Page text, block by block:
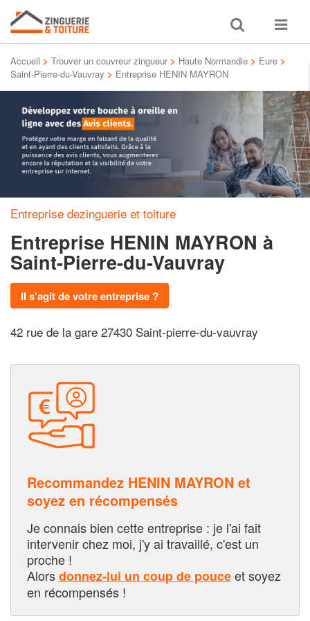
Toggle
search
Toggle
Accueil > Trouver un couvreur zingueur > Haute Normandie > Eure >
Saint-Pierre-du-Vauvray > Entreprise HENIN MAYRON
Entreprise dezinguerie et toiture
Entreprise HENIN MAYRON à
Saint-Pierre-du-Vauvray
Il s'agit de votre entreprise ?
42 rue de la gare 27430 Saint-pierre-du-vauvray
Recommandez HENIN MAYRON et
soyez en récompensés
Je connais bien cette entreprise : je l'ai fait
intervenir chez moi, j'y ai travaillé, c'est un
proche !
Alorsdonnez-lui un coup de pouceet soyez
en récompensés !